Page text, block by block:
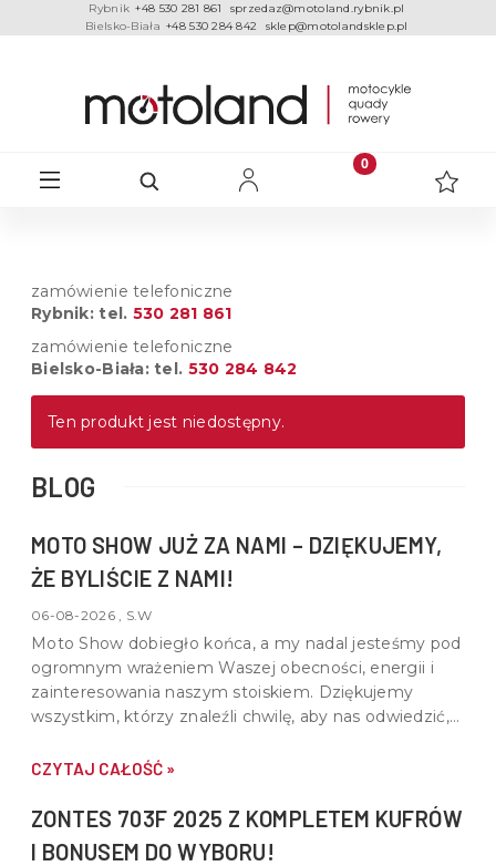
Rybnik +48 530 281 861
sprzedaz@motoland.rybnik.pl
Bielsko-Biała +48 530 284 842 sklep@motolandsklep.pl
zamówienie telefoniczne
Rybnik: tel. 530 281 861
zamówienie telefoniczne
Bielsko-Biała: tel. 530 284 842
Ten produkt jest niedostępny.
BLOG
MOTO SHOW JUŻ ZA NAMI – DZIĘKUJEMY,
ŻE BYLIŚCIE Z NAMI!
06-08-2026 , S.W
Moto Show dobiegło końca, a my nadal jesteśmy pod
ogromnym wrażeniem Waszej obecności, energii i
zainteresowania naszym stoiskiem. Dziękujemy
wszystkim, którzy znaleźli chwilę, aby nas odwiedzić,
do motoryzacji.
CZYTAJ CAŁOŚĆ »
ZONTES 703F 2025 Z KOMPLETEM KUFRÓW
I BONUSEM DO WYBORU!